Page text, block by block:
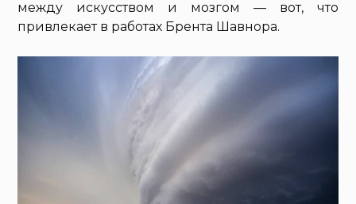
между искусством и мозгом — вот, что
привлекает в работах Брента Шавнора.